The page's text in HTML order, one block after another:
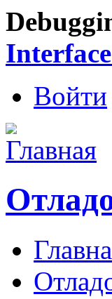
Войти
Главное меню